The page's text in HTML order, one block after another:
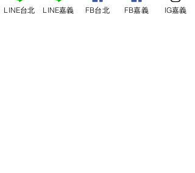
LINE台北 LINE嘉義 FB台北 FB嘉義 IG嘉義